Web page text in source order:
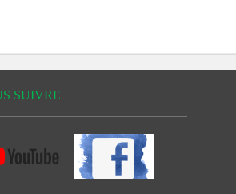
SUIVRE